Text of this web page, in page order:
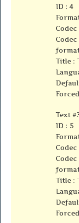
ID : 4
Codec
Title :
Text
ID : 5
Codec
Title :